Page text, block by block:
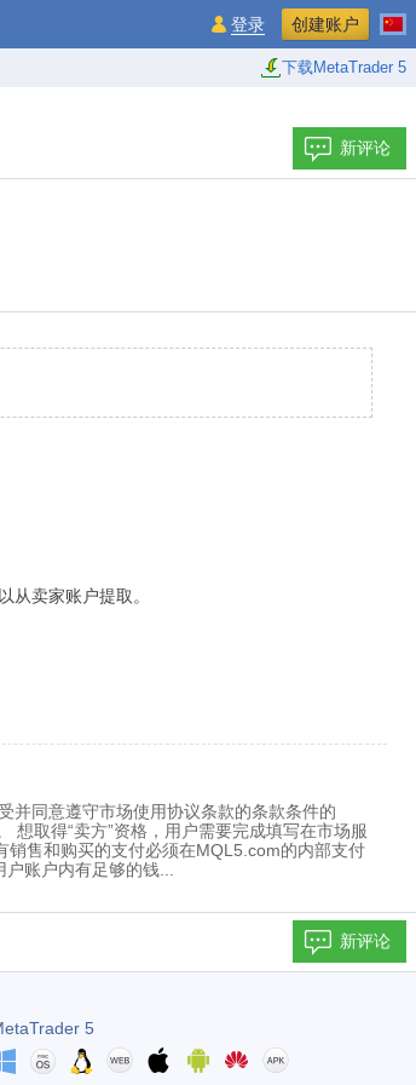
下载MetaTrader 5
登录 创建账户
新评论
卖家账户提取。
并同意遵守市场使用协议条款的条款条件的
想取得“卖方”资格，用户需要完成填写在市场服
销售和购买的支付必须在MQL5.com的内部支付
账户内有足够的钱...
新评论
5